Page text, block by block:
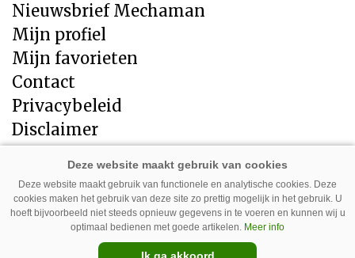
Nieuwsbrief Mechaman
Mijn profiel
Mijn favorieten
Contact
Privacybeleid
Disclaimer
Direct naar
LandbouwMechanisatie
Tuin en Park Techniek
Veehouderij Techniek
Deze website maakt gebruik van functionele en analytische cookies. Deze
cookies maken het gebruik van deze site zo prettig mogelijk in het gebruik. U
hoeft bijvoorbeeld niet steeds opnieuw gegevens in te voeren en kunnen wij u
optimaal bedienen met goede artikelen. Meer info